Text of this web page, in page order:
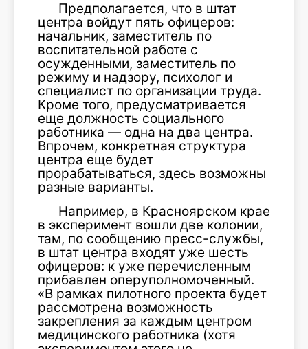
Предполагается, что в штат
центра войдут пять офицеров:
начальник, заместитель по
воспитательной работе с
осужденными, заместитель по
режиму и надзору, психолог и
специалист по организации труда.
Кроме того, предусматривается
еще должность социального
работника — одна на два центра.
Впрочем, конкретная структура
центра еще будет
прорабатываться, здесь возможны
разные варианты.
Например, в Красноярском крае
в эксперимент вошли две колонии,
там, по сообщению пресс-службы,
в штат центра входят уже шесть
офицеров: к уже перечисленным
прибавлен оперуполномоченный.
«В рамках пилотного проекта будет
рассмотрена возможность
закрепления за каждым центром
медицинского работника (хотя